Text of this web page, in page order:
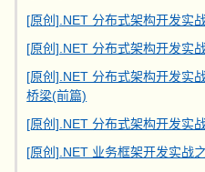
[原创].NET 分布式架构开发实
[原创].NET 分布式架构开发实
[原创].NET 分布式架构开发实
桥梁(前篇)
[原创].NET 分布式架构开发实
[原创].NET 业务框架开发实战